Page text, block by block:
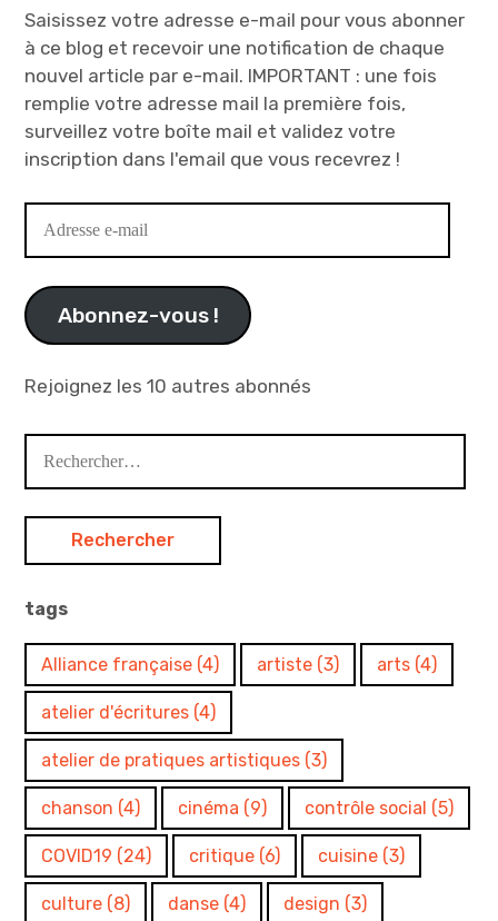
Saisissez votre adresse e-mail pour vous abonner
à ce blog et recevoir une notification de chaque
nouvel article par e-mail. IMPORTANT : une fois
remplie votre adresse mail la première fois,
surveillez votre boîte mail et validez votre
inscription dans l'email que vous recevrez !
e-
Abonnez-vous !
Rejoignez les 10 autres abonnés
tags
Alliance française (4) artiste (3) arts (4)
atelier d'écritures (4)
atelier de pratiques artistiques (3)
chanson (4) cinéma (9) contrôle social (5)
COVID19 (24) critique (6) cuisine (3)
culture (8) danse (4) design (3)